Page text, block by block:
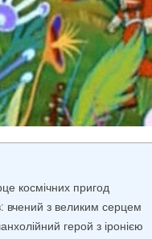
космічних пригод
вчений з великим серцем
герой з іронією